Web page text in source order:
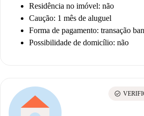
Residência no imóvel: não
Caução: 1 mês de aluguel
Forma de pagamento: transação
Possibilidade de domicílio: não
check_circle